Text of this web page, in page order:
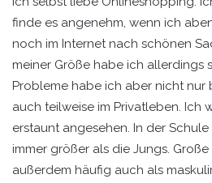
finde es angenehm, wenn ich
noch im Internet nach schönen
meiner Größe habe ich allerdings
Probleme habe ich aber nicht nur
auch teilweise im Privatleben. Ich
erstaunt angesehen. In der
immer größer als die Jungs.
außerdem häufig auch als